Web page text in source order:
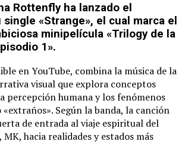
Rottenfly ha lanzado el
«Strange», el cual marca el
minipelícula «Trilogy de la
1».
en YouTube, combina la música de la
visual que explora conceptos
percepción humana y los fenómenos
Según la banda, la canción
de entrada al viaje espiritual del
hacia realidades y estados más